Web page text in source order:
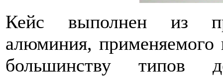
Кейс выполнен из
алюминия, применяемого
большинству типов